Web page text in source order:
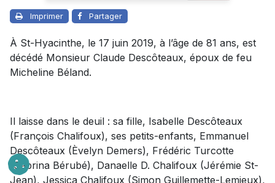
Imprimer Partager
À St-Hyacinthe, le 17 juin 2019, à l’âge de 81 ans, est
décédé Monsieur Claude Descôteaux, époux de feu
Micheline Béland.
Il laisse dans le deuil : sa fille, Isabelle Descôteaux
(François Chalifoux), ses petits-enfants, Emmanuel
Descôteaux (Èvelyn Demers), Frédéric Turcotte
(Sabrina Bérubé), Danaelle D. Chalifoux (Jérémie St-
Jean), Jessica Chalifoux (Simon Guillemette-Lemieux),